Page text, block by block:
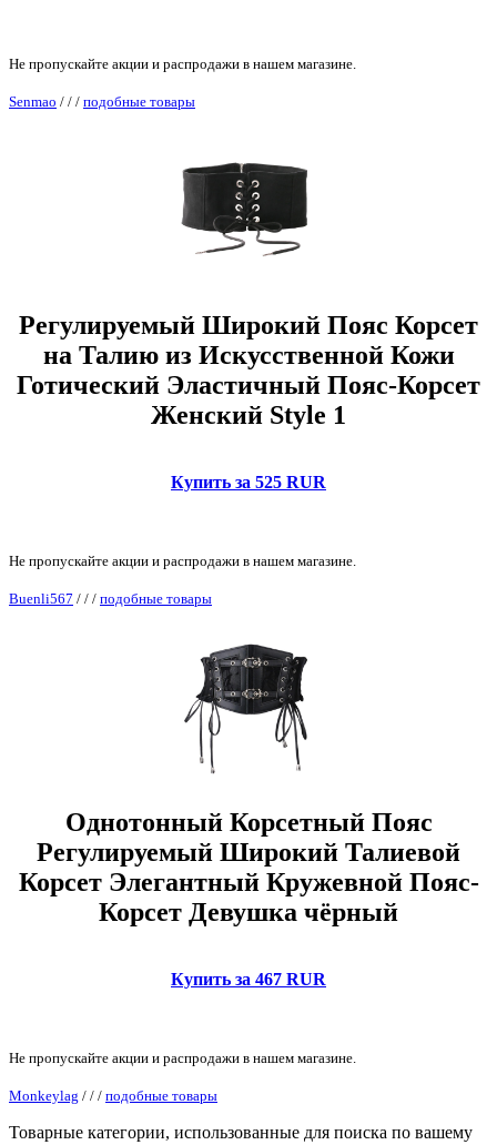
Не пропускайте акции и распродажи в нашем магазине.
Senmao / / / подобные товары
Регулируемый Широкий Пояс Корсет
на Талию из Искусственной Кожи
Готический Эластичный Пояс-Корсет
Женский Style 1
Купить за 525 RUR
Не пропускайте акции и распродажи в нашем магазине.
Buenli567 / / / подобные товары
Однотонный Корсетный Пояс
Регулируемый Широкий Талиевой
Корсет Элегантный Кружевной Пояс-
Корсет Девушка чёрный
Купить за 467 RUR
Не пропускайте акции и распродажи в нашем магазине.
Monkeylag / / / подобные товары
Товарные категории, использованные для поиска по вашему